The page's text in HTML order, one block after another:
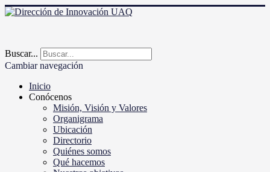
Buscar...
Cambiar navegación
Inicio
Conócenos
Misión, Visión y Valores
Organigrama
Ubicación
Directorio
Quiénes somos
Qué hacemos